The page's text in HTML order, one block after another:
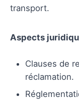
transport.
Aspects
Clauses de
réclamation.